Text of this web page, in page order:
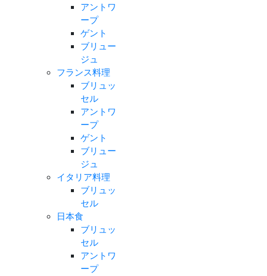
アントワ
ープ
ゲント
ブリュー
ジュ
フランス料理
ブリュッ
セル
アントワ
ープ
ゲント
ブリュー
ジュ
イタリア料理
ブリュッ
セル
日本食
ブリュッ
セル
アントワ
ープ